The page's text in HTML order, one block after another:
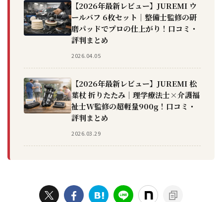
【2026年最新レビュー】JUREMI ウ
ールバフ 6枚セット｜整備士監修の研
磨パッドでプロの仕上がり！口コミ・
評判まとめ
2026.04.05
【2026年最新レビュー】JUREMI 松
葉杖 折りたたみ｜理学療法士×介護福
祉士W監修の超軽量900g！口コミ・
評判まとめ
2026.03.29